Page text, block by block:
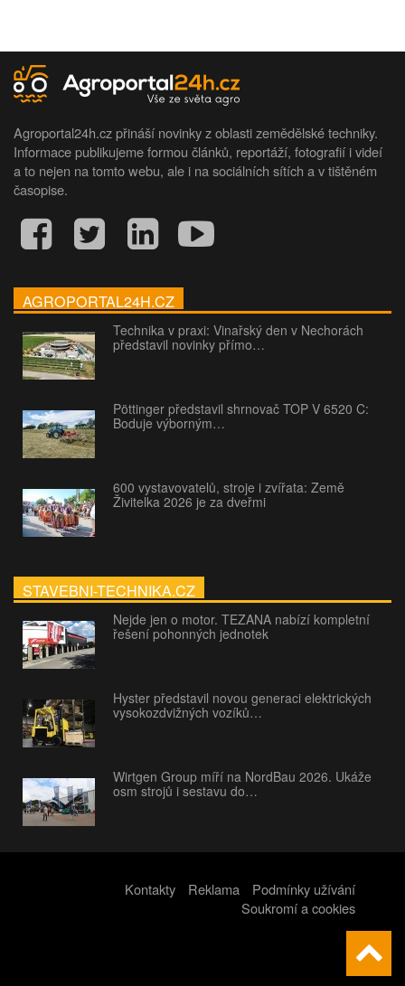
Agroportal24h.cz přináší novinky z oblasti zemědělské techniky.
Informace publikujeme formou článků, reportáží, fotografií i videí
a to nejen na tomto webu, ale i na sociálních sítích a v tištěném
časopise.
AGROPORTAL24H.CZ
Technika v praxi: Vinařský den v Nechorách
představil novinky přímo…
Pöttinger představil shrnovač TOP V 6520 C:
Boduje výborným…
600 vystavovatelů, stroje i zvířata: Země
Živitelka 2026 je za dveřmi
STAVEBNI-TECHNIKA.CZ
Nejde jen o motor. TEZANA nabízí kompletní
řešení pohonných jednotek
Hyster představil novou generaci elektrických
vysokozdvižných vozíků…
Wirtgen Group míří na NordBau 2026. Ukáže
osm strojů i sestavu do…
Kontakty Reklama
Podmínky užívání
Soukromí a cookies